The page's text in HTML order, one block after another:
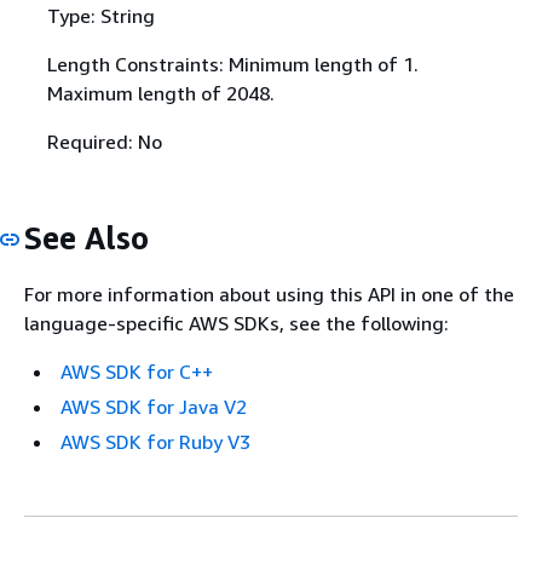
Type: String
Length Constraints: Minimum length of 1.
Maximum length of 2048.
Required: No
See Also
For more information about using this API in one of the
language-specific AWS SDKs, see the following:
AWS SDK for C++
AWS SDK for Java V2
AWS SDK for Ruby V3